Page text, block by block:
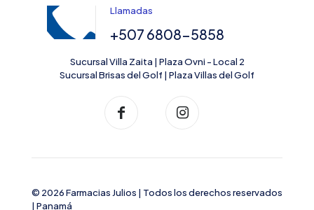
Llamadas
+507 6808-5858
Sucursal Villa Zaita | Plaza Ovni - Local 2
Sucursal Brisas del Golf | Plaza Villas del Golf
© 2026 Farmacias Julios | Todos los derechos reservados
| Panamá